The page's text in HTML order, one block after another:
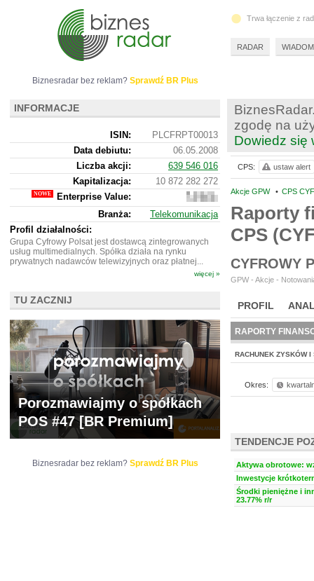
zgodę na
Dowiedz się
Akcje GPW • CPS
Raporty
CPS
CYFROWY
GPW - Akcje -
PROFIL
WYCENA BR
RAPORTY
RACHUNEK ZYSKÓW I
Okres:
TENDENCJE
Aktywa obrotowe:
Inwestycje
Środki pieniężne i
23.77% r/r
CPS: ustaw alert
Biznesradar bez reklam? Sprawdź BR Plus
INFORMACJE
ISIN:
PLCFRPT00013
Data debiutu:
06.05.2008
Liczba akcji:
639 546 016
Kapitalizacja:
10 872 282 272
Enterprise Value:
23
125
682
Branża:
Telekomunikacja
Profil działalności:
Grupa Cyfrowy Polsat jest dostawcą zintegrowanych
usług multimedialnych. Spółka działa na rynku
prywatnych nadawców telewizyjnych oraz płatnej...
więcej »
TU ZACZNIJ
Porozmawiajmy o spółkach
POS #47 [BR Premium]
Biznesradar bez reklam? Sprawdź BR Plus
Trwa łączenie z
RADAR